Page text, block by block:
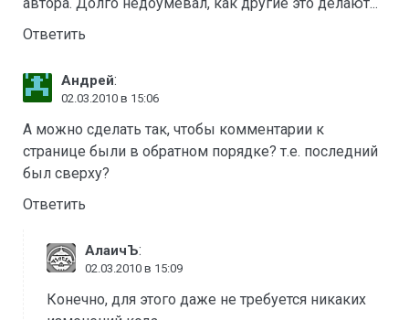
Ответить
Андрей:
02.03.2010 в 15:06
А можно сделать так, чтобы комментарии к
странице были в обратном порядке? т.е. последний
был сверху?
Ответить
АлаичЪ:
02.03.2010 в 15:09
Конечно, для этого даже не требуется никаких